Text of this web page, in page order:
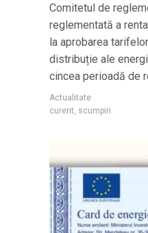
Comitetul de
reglementată a
la aprobarea
distribuție ale
cincea perioadă de
Actualitate
curent scumpiri